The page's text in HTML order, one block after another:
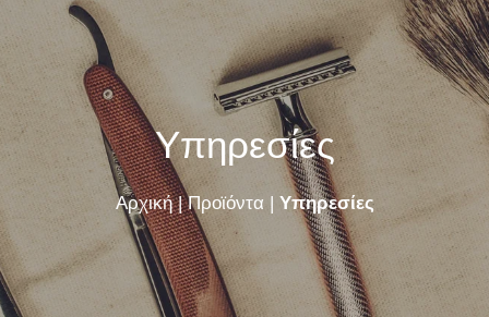
Υπηρεσίες
Αρχική|Προϊόντα| Υπηρεσίες